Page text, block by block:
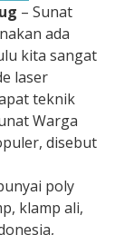
– Sunat
ada
kita sangat
laser
teknik
Warga
disebut
poly
klamp ali,